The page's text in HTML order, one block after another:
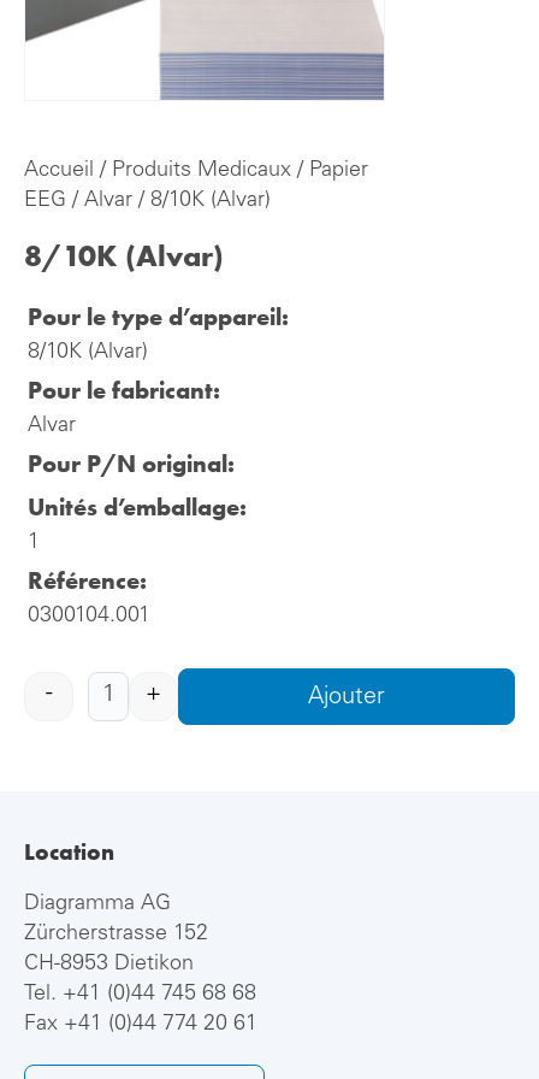
Accueil / Produits Medicaux / Papier
EEG / Alvar / 8/10K (Alvar)
8/10K (Alvar)
Pour le type d’appareil:
8/10K (Alvar)
Pour le fabricant:
Alvar
Pour P/N original:
Unités d’emballage:
1
Référence:
0300104.001
- + Ajouter
Location
Diagramma AG
Zürcherstrasse 152
CH-8953 Dietikon
Tel. +41 (0)44 745 68 68
Fax +41 (0)44 774 20 61